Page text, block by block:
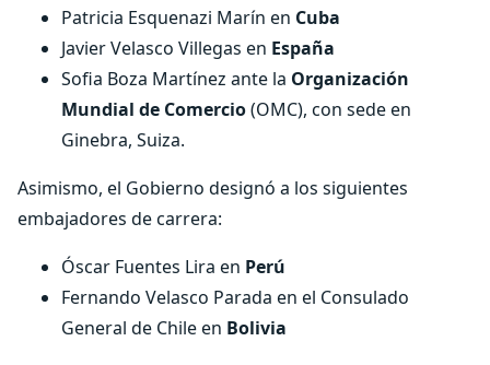
Patricia Esquenazi Marín en Cuba
Javier Velasco Villegas en España
Sofia Boza Martínez ante la Organización
Mundial de Comercio(OMC), con sede en
Ginebra, Suiza.
Asimismo, el Gobierno designó a los siguientes
embajadores de carrera:
Óscar Fuentes Lira en Perú
Fernando Velasco Parada en el Consulado
General de Chile en Bolivia